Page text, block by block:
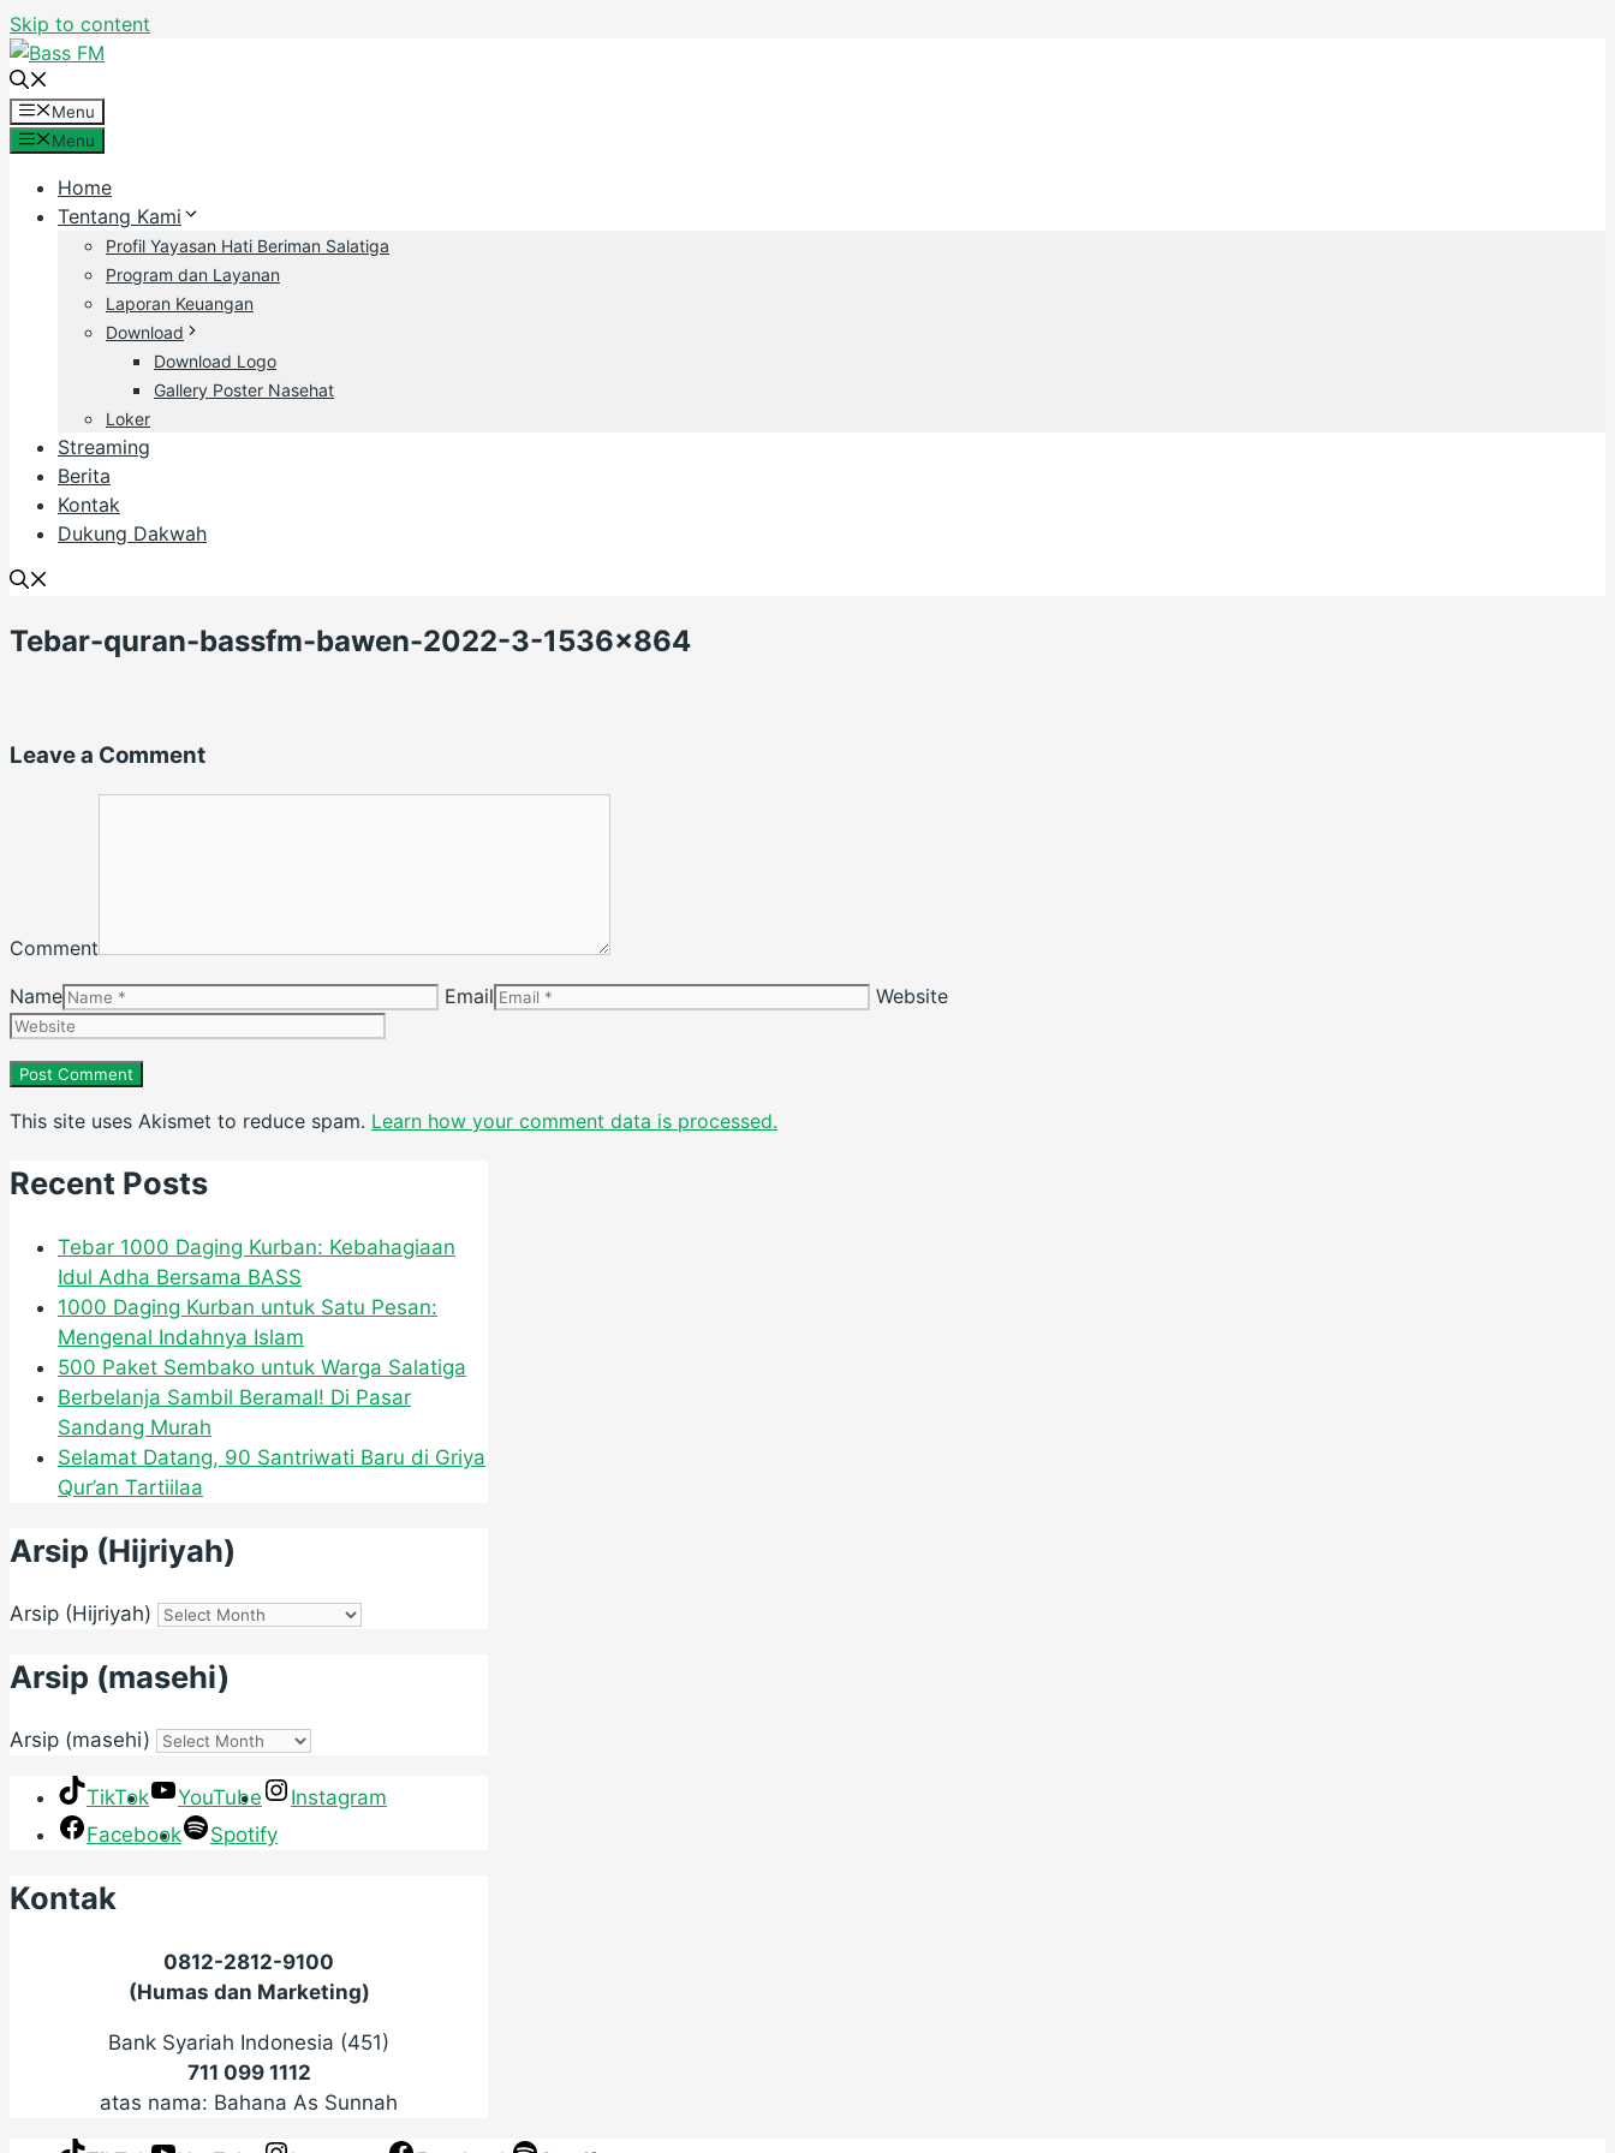
Skip to content
Menu
Menu
Home
Tentang Kami
Profil Yayasan Hati Beriman Salatiga
Program dan Layanan
Laporan Keuangan
Download
Download Logo
Gallery Poster Nasehat
Loker
Streaming
Berita
Kontak
Dukung Dakwah
Tebar-quran-bassfm-bawen-2022-3-1536×864
Leave a Comment
Comment
Name
Email Website
This site uses Akismet to reduce spam. Learn how your comment data is processed.
Recent Posts
Tebar 1000 Daging Kurban: Kebahagiaan
Idul Adha Bersama BASS
1000 Daging Kurban untuk Satu Pesan:
Mengenal Indahnya Islam
500 Paket Sembako untuk Warga Salatiga
Berbelanja Sambil Beramal! Di Pasar
Sandang Murah
Selamat Datang, 90 Santriwati Baru di Griya
Qur’an Tartiilaa
Arsip (Hijriyah)
Arsip (Hijriyah)
Arsip (masehi)
Arsip (masehi)
TikTok YouTube
Instagram
Facebook
Spotify
Kontak
0812-2812-9100
(Humas dan Marketing)
Bank Syariah Indonesia (451)
711 099 1112
atas nama: Bahana As Sunnah